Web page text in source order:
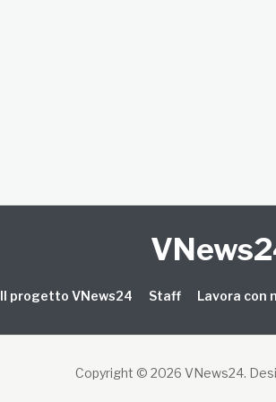
Il progetto VNews24 Staff Lavora con
Copyright © 2026 VNews24.